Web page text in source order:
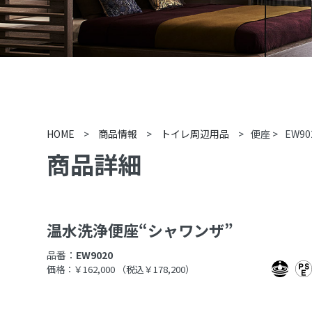
HOME > 商品情報 > トイレ周辺用品 > 便座 >
商品詳細
温水洗浄便座“シャワンザ”
品番： EW9020
価格：￥162,000 （税込￥178,200）